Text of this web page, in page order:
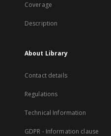
Coverage
Description
About Library
Contact details
Regulations
Technical Information
GDPR - Information clause